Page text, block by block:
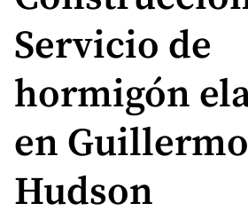
Servicio de
hormigón
en Guillermo
Hudson